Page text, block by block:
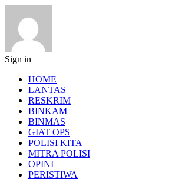
Sign in
HOME
LANTAS
RESKRIM
BINKAM
BINMAS
GIAT OPS
POLISI KITA
MITRA POLISI
OPINI
PERISTIWA